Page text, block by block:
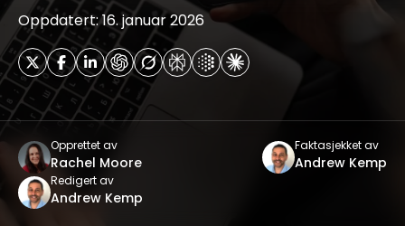
Oppdatert: 16. januar 2026
Opprettet av
Rachel Moore
Faktasjekket av
Andrew Kemp
Redigert av
Andrew Kemp